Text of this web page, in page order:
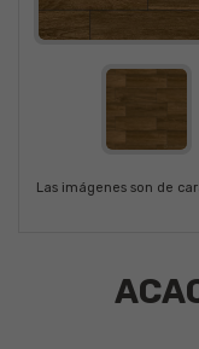
Las imágenes son de